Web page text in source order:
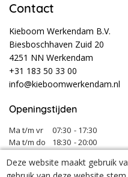
Deze website maakt gebruik
Contact
Kieboom Werkendam B.V.
Biesboschhaven Zuid 20
4251 NN Werkendam
+31 183 50 33 00
info@kieboomwerkendam.nl
Openingstijden
Ma t/m vr 07:30 - 17:30
Ma t/m do
18:30 - 20:00
Tijdens vakanties en feestdagen kunnen